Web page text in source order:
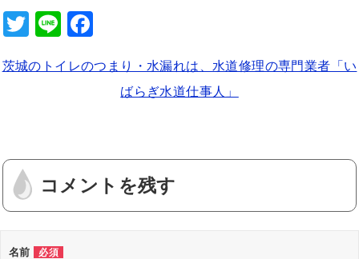
T
tt
Li
e c
o
o
k
茨城のトイレのつまり・水漏れは、水道修理の専門業者「い
ばらぎ水道仕事人」
コメントを残す
名前 必須